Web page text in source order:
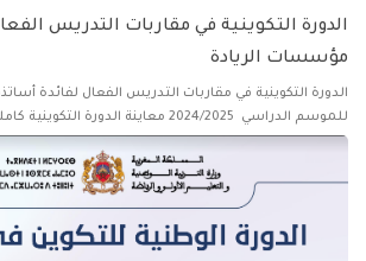
مؤسسات الريادة
الدورة التكوينية في مقاربات التدريس الفعال لفائدة
للموسم الدراسي 2024/2025 معاينة الدورة التكوينية كاملة